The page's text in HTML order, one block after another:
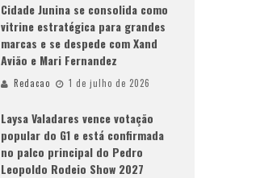
Cidade Junina se consolida como
vitrine estratégica para grandes
marcas e se despede com Xand
Avião e Mari Fernandez
Redacao 1 de julho de 2026
Laysa Valadares vence votação
popular do G1 e está confirmada
no palco principal do Pedro
Leopoldo Rodeio Show 2027